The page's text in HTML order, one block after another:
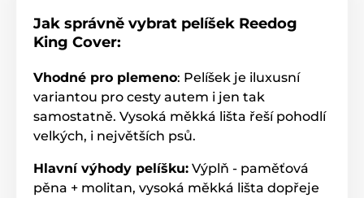
Jak správně vybrat pelíšek Reedog
King Cover:
Vhodné pro plemeno: Pelíšek je iluxusní
variantou pro cesty autem i jen tak
samostatně. Vysoká měkká lišta řeší pohodlí
velkých, i největších psů.
Hlavní výhody pelíšku: Výplň - paměťová
pěna + molitan, vysoká měkká lišta dopřeje